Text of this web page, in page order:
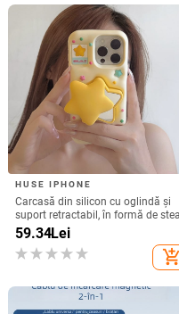
HUSE IPHONE
Carcasă din silicon cu oglindă și
suport retractabil, în formă de stea
cu cinci colțuri, pentru iPhone 13–
17 Pro/Max
59.34Lei
add_shopping_cart